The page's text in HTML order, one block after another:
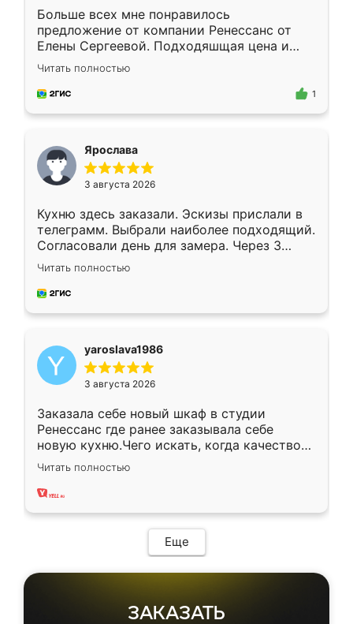
Больше всех мне понравилось
предложение от компании Ренессанс от
Елены Сергеевой. Подходяшщая цена и
короткие сроки изготовления. Приехавший
для замера сотрудник Владислав
предложил по моему эскизу самый
Читать полностью
1
Ярослава
3 августа 2026
Кухню здесь заказали. Эскизы прислали в
телеграмм. Выбрали наиболее подходящий.
Согласовали день для замера. Через 3
недели кухня была уже готова. Остались
довольны работой. Спасибо Ренессанс
мебель за качественную работу!
Читать полностью
yaroslava1986
3 августа 2026
Заказала себе новый шкаф в студии
Ренессанс где ранее заказывала себе
новую кухню.Чего искать, когда качеством
вполне довольна. Служит кухня уже почти
два года, нареканий нет.
Читать полностью
Еще
ЗАКАЗАТЬ